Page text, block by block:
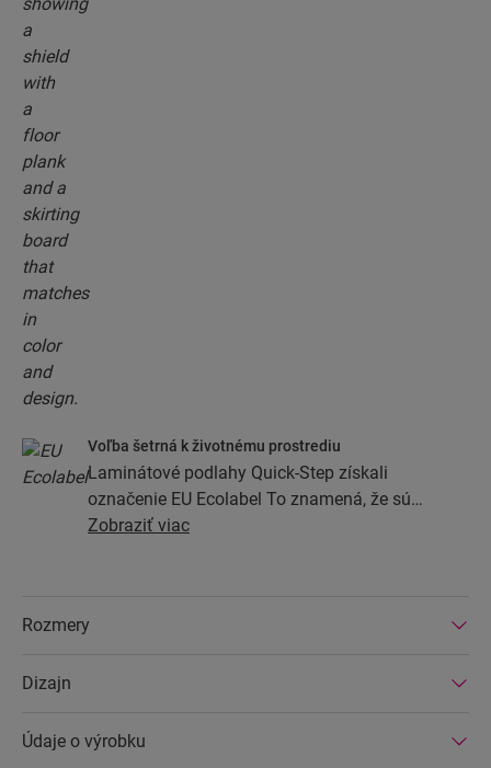
Voľba šetrná k životnému prostrediu
Laminátové podlahy Quick-Step získali
označenie EU Ecolabel To znamená, že sú
vyrobené z najmenej 80 % trvalo udržateľného
laminátové podlahy Quick-Step veľmi dlhú
Zobraziť viac
Rozmery
Dizajn
Údaje o výrobku